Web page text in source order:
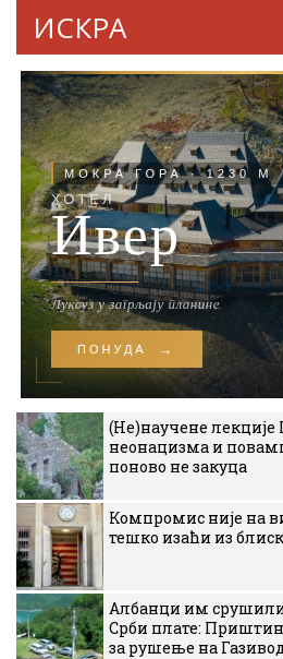
ИСКРА
(Не)научене лекције
неонацизма и
поново не закуца
Компромис није на
тешко изаћи из
Албанци им срушили
Срби плате:
за рушење на